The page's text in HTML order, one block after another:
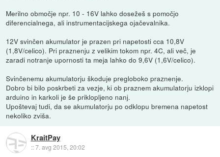
Merilno območje npr. 10 - 16V lahko dosežeš s pomočjo
diferencialnega, ali instrumentacijskega ojačevalnika.
12V svinčen akumulator je prazen pri napetosti cca 10,8V
(1,8V/celico). Pri praznenju z velikim tokom npr. 4C, ali več, je
zaradi notranje upornosti ta meja lahko do 9,6V (1,6V/celico).
Svinčenemu akumulatorju škoduje pregloboko praznenje.
Dobro bi bilo poskrbeti za vezje, ki ob praznem akumulatorju izklopi
arduino in karkoli je še priklopljeno nanj.
Upoštevaj tudi, da se akumulatorju po odklopu bremena napetost
nekoliko zviša.
KraitPay
::7. avg 2015, 20:02